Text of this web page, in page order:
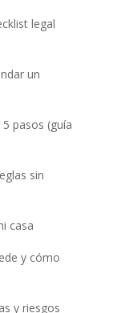
legal
un
pasos (guía
sin
casa
y cómo
y riesgos